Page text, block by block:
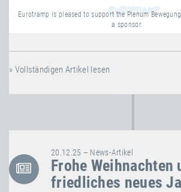
Eurotramp is pleased to support the Plenum
a sponsor.
» Vollständigen Artikel lesen
20.12.25 – News-Artikel
Frohe Weihnachten
friedliches neues